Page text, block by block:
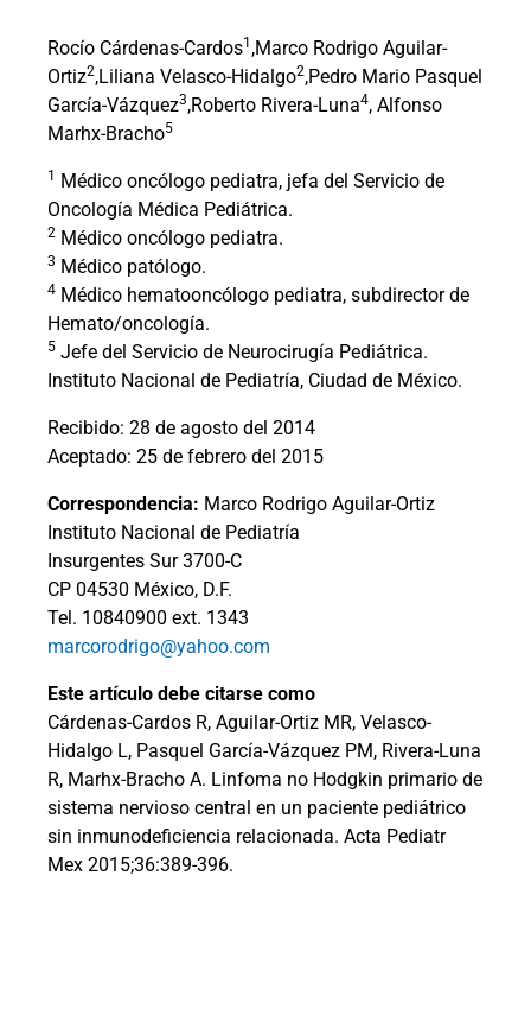
Rocío Cárdenas-Cardos1 ,Marco Rodrigo Aguilar-
Ortiz2,Liliana Velasco-Hidalgo2,Pedro Mario Pasquel
García-Vázquez3,Roberto Rivera-Luna4, Alfonso
Marhx-Bracho5
1
Médico oncólogo pediatra, jefa del Servicio de
Oncología Médica Pediátrica.
2 Médico oncólogo pediatra.
3 Médico patólogo.
4 Médico hematooncólogo pediatra, subdirector de
Hemato/oncología.
5 Jefe del Servicio de Neurocirugía Pediátrica.
Instituto Nacional de Pediatría, Ciudad de México.
Recibido: 28 de agosto del 2014
Aceptado: 25 de febrero del 2015
Correspondencia: Marco Rodrigo Aguilar-Ortiz
Instituto Nacional de Pediatría
Insurgentes Sur 3700-C
CP 04530 México, D.F.
Tel. 10840900 ext. 1343
marcorodrigo@yahoo.com
Este artículo debe citarse como
Cárdenas-Cardos R, Aguilar-Ortiz MR, Velasco-
Hidalgo L, Pasquel García-Vázquez PM, Rivera-Luna
R, Marhx-Bracho A. Linfoma no Hodgkin primario de
sistema nervioso central en un paciente pediátrico
sin inmunodeficiencia relacionada. Acta Pediatr
Mex 2015;36:389-396.